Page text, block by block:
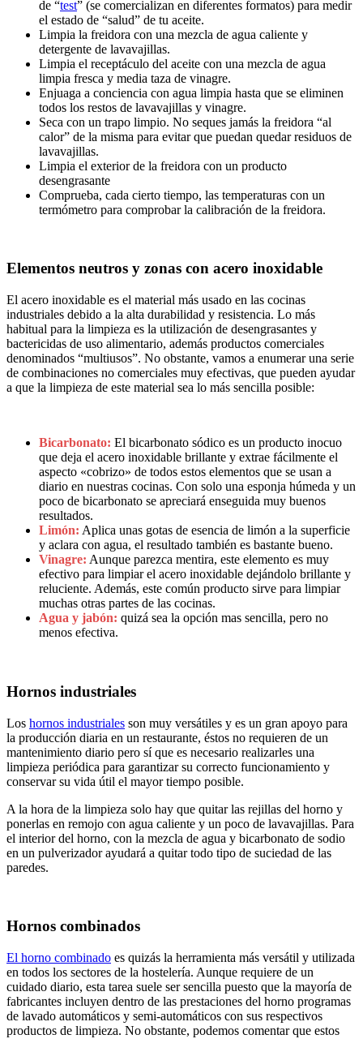
de “test” (se comercializan en diferentes formatos) para medir
el estado de “salud” de tu aceite.
Limpia la freidora con una mezcla de agua caliente y
detergente de lavavajillas.
Limpia el receptáculo del aceite con una mezcla de agua
limpia fresca y media taza de vinagre.
Enjuaga a conciencia con agua limpia hasta que se eliminen
todos los restos de lavavajillas y vinagre.
Seca con un trapo limpio. No seques jamás la freidora “al
calor” de la misma para evitar que puedan quedar residuos de
lavavajillas.
Limpia el exterior de la freidora con un producto
desengrasante
Comprueba, cada cierto tiempo, las temperaturas con un
termómetro para comprobar la calibración de la freidora.
Elementos neutros y zonas con acero inoxidable
El acero inoxidable es el material más usado en las cocinas
industriales debido a la alta durabilidad y resistencia. Lo más
habitual para la limpieza es la utilización de desengrasantes y
bactericidas de uso alimentario, además productos comerciales
denominados “multiusos”. No obstante, vamos a enumerar una serie
de combinaciones no comerciales muy efectivas, que pueden ayudar
a que la limpieza de este material sea lo más sencilla posible:
Bicarbonato: El bicarbonato sódico es un producto inocuo
que deja el acero inoxidable brillante y extrae fácilmente el
aspecto «cobrizo» de todos estos elementos que se usan a
diario en nuestras cocinas. Con solo una esponja húmeda y un
poco de bicarbonato se apreciará enseguida muy buenos
resultados.
Limón: Aplica unas gotas de esencia de limón a la superficie
y aclara con agua, el resultado también es bastante bueno.
Vinagre: Aunque parezca mentira, este elemento es muy
efectivo para limpiar el acero inoxidable dejándolo brillante y
reluciente. Además, este común producto sirve para limpiar
muchas otras partes de las cocinas.
Agua y jabón: quizá sea la opción mas sencilla, pero no
menos efectiva.
Hornos industriales
Los hornos industriales son muy versátiles y es un gran apoyo para
la producción diaria en un restaurante, éstos no requieren de un
mantenimiento diario pero sí que es necesario realizarles una
limpieza periódica para garantizar su correcto funcionamiento y
conservar su vida útil el mayor tiempo posible.
A la hora de la limpieza solo hay que quitar las rejillas del horno y
ponerlas en remojo con agua caliente y un poco de lavavajillas. Para
el interior del horno, con la mezcla de agua y bicarbonato de sodio
en un pulverizador ayudará a quitar todo tipo de suciedad de las
paredes.
Hornos combinados
El horno combinado es quizás la herramienta más versátil y utilizada
en todos los sectores de la hostelería. Aunque requiere de un
cuidado diario, esta tarea suele ser sencilla puesto que la mayoría de
fabricantes incluyen dentro de las prestaciones del horno programas
de lavado automáticos y semi-automáticos con sus respectivos
productos de limpieza. No obstante, podemos comentar que estos